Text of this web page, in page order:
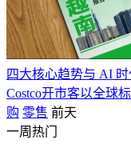
四大核心趋势与 AI
Costco开市客以全球
购 零售 前天
一周热门